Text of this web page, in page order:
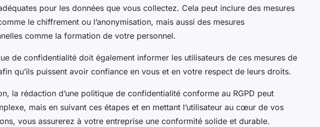
pour les données que vous collectez. Cela peut inclure des mesures
le chiffrement ou l’anonymisation, mais aussi des mesures
comme la formation de votre personnel.
de confidentialité doit également informer les utilisateurs de ces mesures de
qu’ils puissent avoir confiance en vous et en votre respect de leurs droits.
la rédaction d’une politique de confidentialité conforme au RGPD peut
mais en suivant ces étapes et en mettant l’utilisateur au cœur de vos
vous assurerez à votre entreprise une conformité solide et durable.